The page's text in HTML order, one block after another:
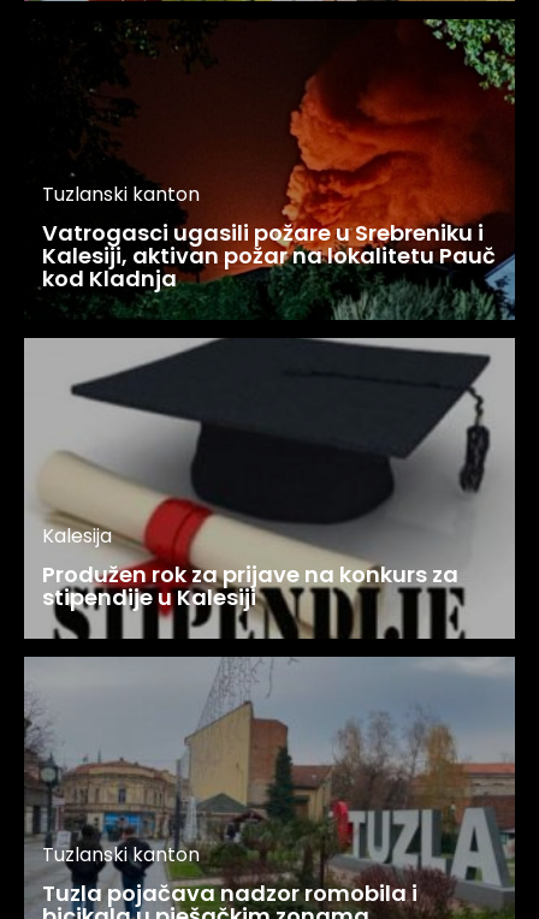
Tuzlanski kanton
Vatrogasci ugasili požare u Srebreniku i
Kalesiji, aktivan požar na lokalitetu Pauč
kod Kladnja
Kalesija
Produžen rok za prijave na konkurs za
stipendije u Kalesiji
Tuzlanski kanton
Tuzla pojačava nadzor romobila i